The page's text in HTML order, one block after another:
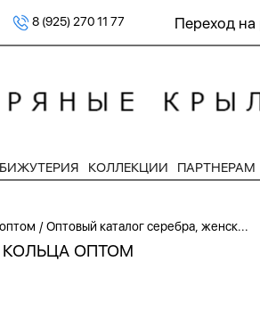
8 (925) 270 11 77 Переход на
БИЖУТЕРИЯ КОЛЛЕКЦИИ ПАРТНЕРАМ
/Оптовый каталог серебра, женск...
ОПТОМ